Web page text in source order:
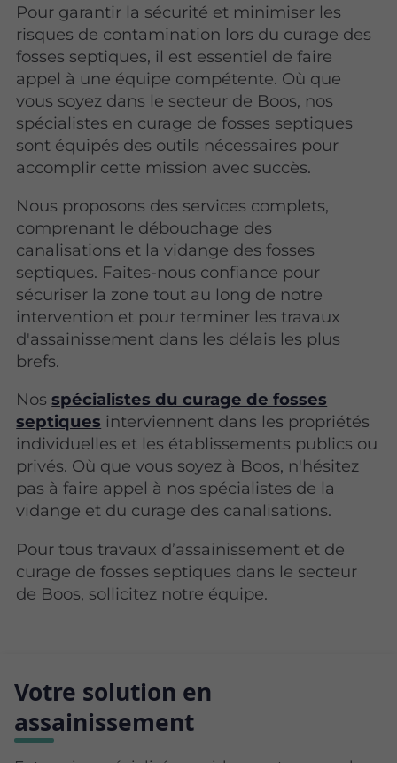
Pour garantir la sécurité et minimiser les
risques de contamination lors du curage des
fosses septiques, il est essentiel de faire
appel à une équipe compétente. Où que
vous soyez dans le secteur de Boos, nos
spécialistes en curage de fosses septiques
sont équipés des outils nécessaires pour
accomplir cette mission avec succès.
Nous proposons des services complets,
comprenant le débouchage des
canalisations et la vidange des fosses
septiques. Faites-nous confiance pour
sécuriser la zone tout au long de notre
intervention et pour terminer les travaux
d'assainissement dans les délais les plus
brefs.
Nosspécialistes du curage de fosses
septiques interviennent dans les propriétés
individuelles et les établissements publics ou
privés. Où que vous soyez à Boos, n'hésitez
pas à faire appel à nos spécialistes de la
vidange et du curage des canalisations.
Pour tous travaux d’assainissement et de
curage de fosses septiques dans le secteur
de Boos, sollicitez notre équipe.
Votre solution en
assainissement